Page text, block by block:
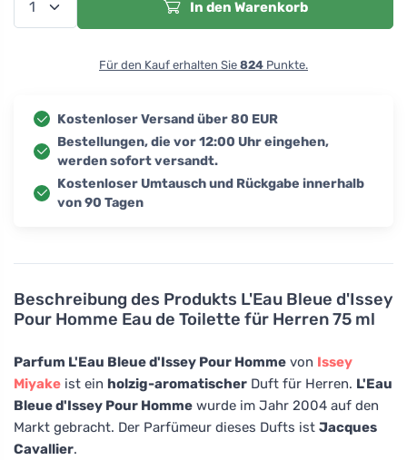
Beschreibung des Produkts L'Eau Bleue d'Issey
Pour Homme Eau de Toilette für Herren 75 ml
Parfum L'Eau Bleue d'Issey Pour Homme von Issey
Miyake ist ein holzig-aromatischer Duft für Herren. L'Eau
Bleue d'Issey Pour Homme wurde im Jahr 2004 auf den
Markt gebracht. Der Parfümeur dieses Dufts ist Jacques
Cavallier.
In den Warenkorb
Für den Kauf erhalten Sie 824 Punkte.
Kostenloser Versand über 80 EUR
Bestellungen, die vor 12:00 Uhr eingehen,
werden sofort versandt.
Kostenloser Umtausch und Rückgabe innerhalb
von 90 Tagen